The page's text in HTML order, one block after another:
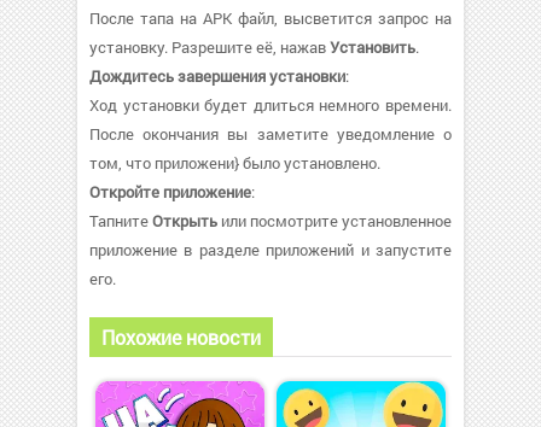
После тапа на APK файл, высветится запрос на
установку. Разрешите её, нажавУстановить.
Дождитесь завершения установки:
Ход установки будет длиться немного времени.
После окончания вы заметите уведомление о
том, что приложени} было установлено.
Откройте приложение:
ТапнитеОткрыть или посмотрите установленное
приложение в разделе приложений и запустите
его.
Похожие новости